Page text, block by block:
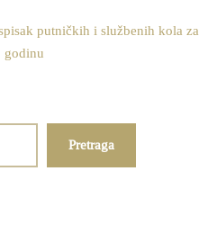
putničkih i službenih kola za
godinu
Pretraga